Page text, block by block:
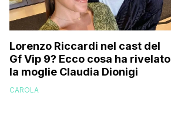
Lorenzo Riccardi nel cast del
Gf Vip 9? Ecco cosa ha rivelato
la moglie Claudia Dionigi
CAROLA